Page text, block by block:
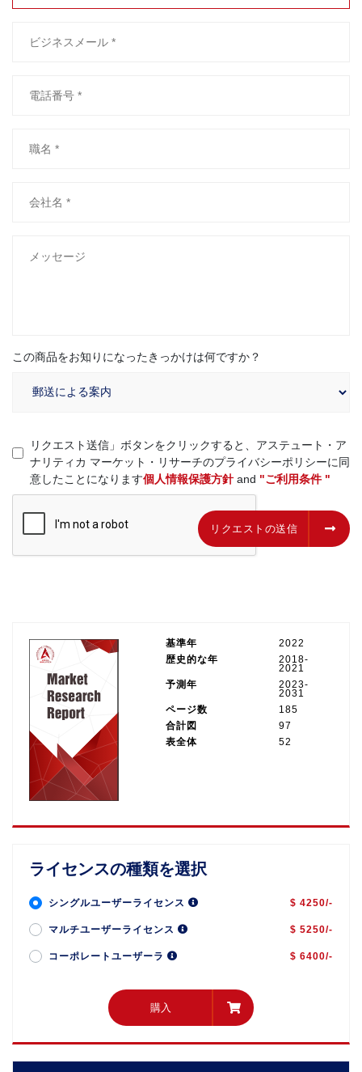
この商品をお知りになったきっかけは何ですか？
リクエスト送信」ボタンをクリックすると、アステュート・ア
ナリティカ マーケット・リサーチのプライバシーポリシーに同
意したことになります個人情報保護方針and "ご利用条件 "
リクエストの送信 リクエストの送信
基準年
2022
歴史的な年
2018-
2021
予測年
2023-
2031
ページ数
185
合計図
97
表全体
52
ライセンスの種類を選択
シングルユーザーライセンス $ 4250/-
マルチユーザーライセンス $ 5250/-
コーポレートユーザーラ $ 6400/-
購入